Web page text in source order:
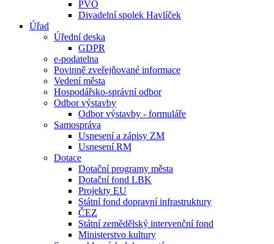
PVO
Divadelní spolek Havlíček
Úřad
Úřední deska
GDPR
e-podatelna
Povinně zveřejňované informace
Vedení města
Hospodářsko-správní odbor
Odbor výstavby
Odbor výstavby - formuláře
Samospráva
Usnesení a zápisy ZM
Usnesení RM
Dotace
Dotační programy města
Dotační fond LBK
Projekty EU
Státní fond dopravní infrastruktury
ČEZ
Státní zemědělský intervenční fond
Ministerstvo kultury